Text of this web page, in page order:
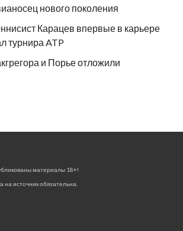
нового поколения
Карацев впервые в карьере
турнира ATP
и Порье отложили
материалы 18+!
источник обязательна.